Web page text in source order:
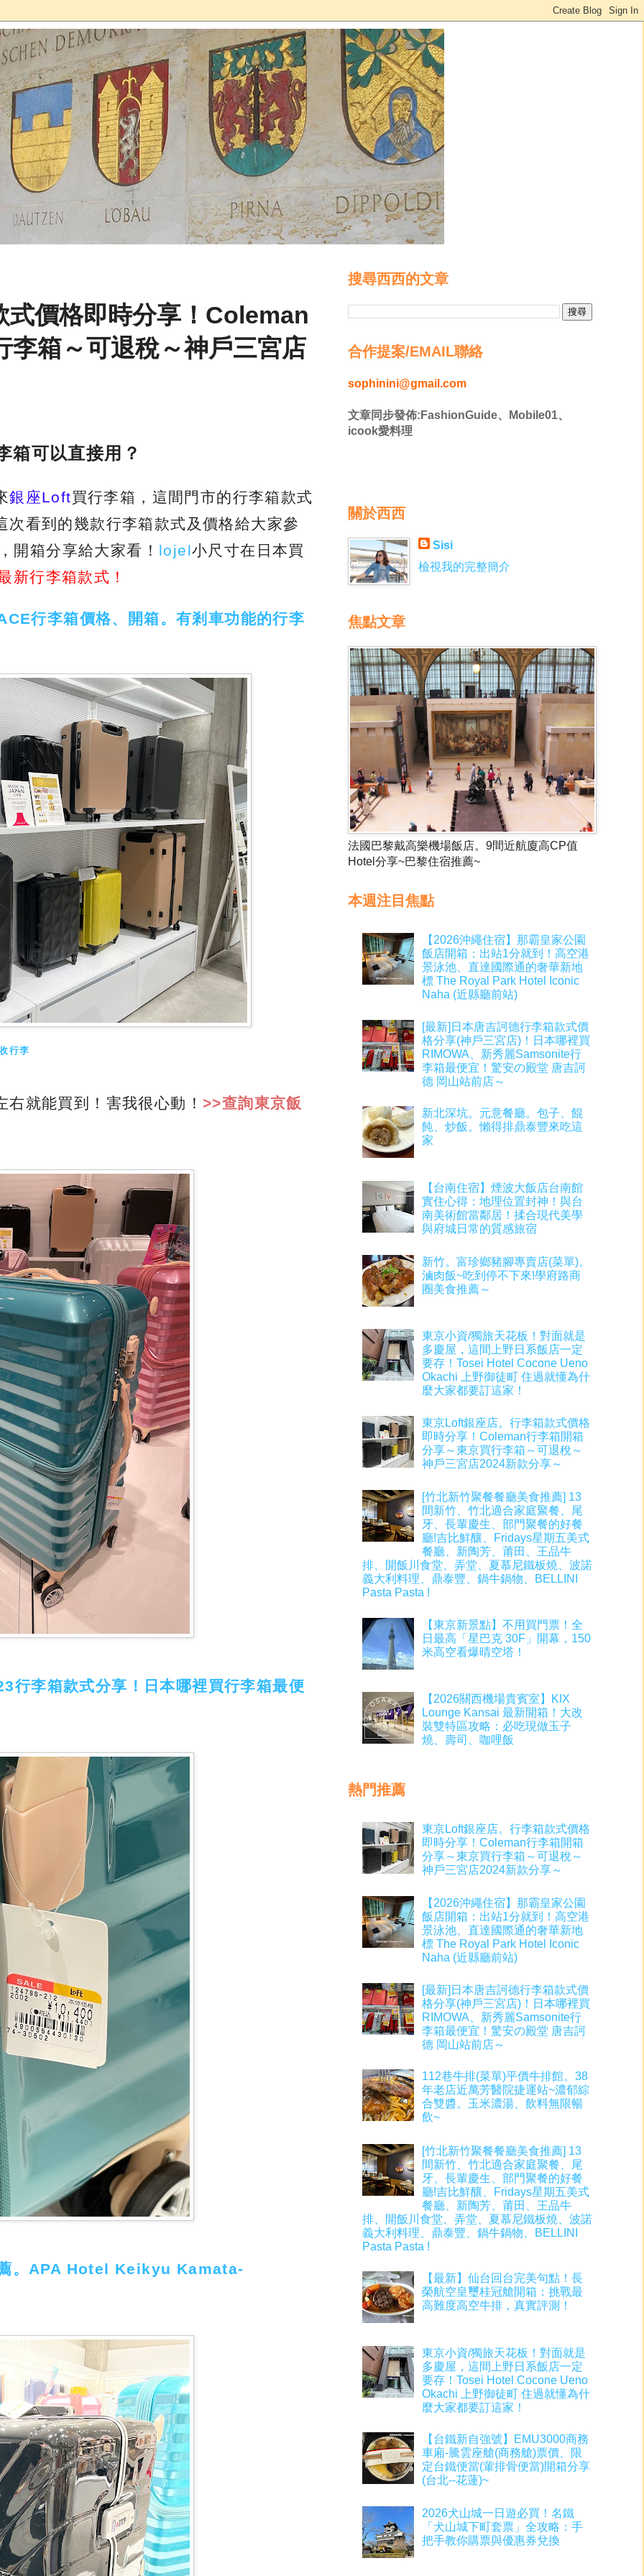
價格即時分享！Coleman
李箱～可退稅～神戶三宮店
箱可以直接用？
銀座Loft買行李箱 ，這間門市的行李箱款式
看到的幾款行李箱款式及價格給大家參
開箱分享給大家看！ lojel小尺寸在日本買
新行李箱款式！
行李箱價格、開箱。有剎車功能的行李
行李
就能買到！害我很心動！ >>查詢東京飯
行李箱款式分享！日本哪裡買行李箱最便
。APA Hotel Keikyu Kamata-
搜尋西西的文章
合作提案/EMAIL聯絡
sophinini@gmail.com
文章同步發佈:FashionGuide、Mobile01、
icook愛料理
關於西西
Sisi
檢視我的完整簡介
焦點文章
法國巴黎戴高樂機場飯店。9間近航廈高CP值
Hotel分享~巴黎住宿推薦~
本週注目焦點
【2026沖繩住宿】那霸皇家公園
飯店開箱：出站1分就到！高空港
景泳池、直達國際通的奢華新地
標 The Royal Park Hotel Iconic
Naha (近縣廳前站)
[最新]日本唐吉訶德行李箱款式價
格分享(神戶三宮店)！日本哪裡買
RIMOWA、新秀麗Samsonite行
李箱最便宜！驚安の殿堂 唐吉訶
德 岡山站前店～
新北深坑。元意餐廳。包子、餛
飩、炒飯。懶得排鼎泰豐來吃這
家
【台南住宿】煙波大飯店台南館
實住心得：地理位置封神！與台
南美術館當鄰居！揉合現代美學
與府城日常的質感旅宿
新竹。富珍鄉豬腳專賣店(菜單)。
滷肉飯~吃到停不下來!學府路商
圈美食推薦～
東京小資/獨旅天花板！對面就是
多慶屋，這間上野日系飯店一定
要存！Tosei Hotel Cocone Ueno
Okachi 上野御徒町 住過就懂為什
麼大家都要訂這家！
東京Loft銀座店。行李箱款式價格
即時分享！Coleman行李箱開箱
分享～東京買行李箱～可退稅～
神戶三宮店2024新款分享～
[竹北新竹聚餐餐廳美食推薦] 13
間新竹、竹北適合家庭聚餐、尾
牙、長輩慶生、部門聚餐的好餐
廳!吉比鮮釀、Fridays星期五美式
餐廳、新陶芳、莆田、王品牛
排、開飯川食堂、弄堂、夏慕尼鐵板燒、波諾
義大利料理、鼎泰豐、鍋牛鍋物、BELLINI
Pasta Pasta !
【東京新景點】不用買門票！全
日最高「星巴克 30F」開幕，150
米高空看爆晴空塔！
【2026關西機場貴賓室】KIX
Lounge Kansai 最新開箱！大改
裝雙特區攻略：必吃現做玉子
燒、壽司、咖哩飯
熱門推薦
東京Loft銀座店。行李箱款式價格
即時分享！Coleman行李箱開箱
分享～東京買行李箱～可退稅～
神戶三宮店2024新款分享～
【2026沖繩住宿】那霸皇家公園
飯店開箱：出站1分就到！高空港
景泳池、直達國際通的奢華新地
標 The Royal Park Hotel Iconic
Naha (近縣廳前站)
[最新]日本唐吉訶德行李箱款式價
格分享(神戶三宮店)！日本哪裡買
RIMOWA、新秀麗Samsonite行
李箱最便宜！驚安の殿堂 唐吉訶
德 岡山站前店～
112巷牛排(菜單)平價牛排館。38
年老店近萬芳醫院捷運站~濃郁綜
合雙醬。玉米濃湯、飲料無限暢
飲~
[竹北新竹聚餐餐廳美食推薦] 13
間新竹、竹北適合家庭聚餐、尾
牙、長輩慶生、部門聚餐的好餐
廳!吉比鮮釀、Fridays星期五美式
餐廳、新陶芳、莆田、王品牛
排、開飯川食堂、弄堂、夏慕尼鐵板燒、波諾
義大利料理、鼎泰豐、鍋牛鍋物、BELLINI
Pasta Pasta !
【最新】仙台回台完美句點！長
榮航空皇璽桂冠艙開箱：挑戰最
高難度高空牛排，真實評測！
東京小資/獨旅天花板！對面就是
多慶屋，這間上野日系飯店一定
要存！Tosei Hotel Cocone Ueno
Okachi 上野御徒町 住過就懂為什
麼大家都要訂這家！
【台鐵新自強號】EMU3000商務
車廂-騰雲座艙(商務艙)票價、限
定台鐵便當(葷排骨便當)開箱分享
(台北--花蓮)~
2026犬山城一日遊必買！名鐵
「犬山城下町套票」全攻略：手
把手教你購票與優惠券兌換